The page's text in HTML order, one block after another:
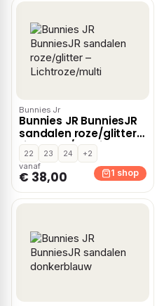
Bunnies Jr
Bunnies JR BunniesJR
sandalen roze/glitter –
Lichtroze/multi
22 23 24
+2
vanaf
€ 38,00 1 shop